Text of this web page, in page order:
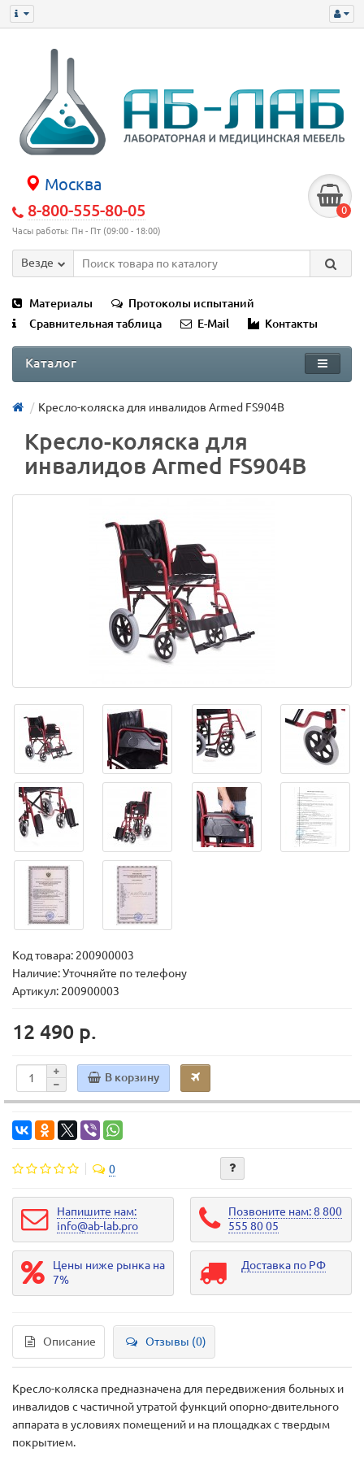
Москва
8-800-555-80-05
Часы работы: Пн - Пт (09:00 - 18:00)
0
Везде
Материалы
Протоколы испытаний
Сравнительная таблица
E-Mail Контакты
Каталог
Кресло-коляска для инвалидов Armed FS904В
Кресло-коляска для
инвалидов Armed FS904В
Код товара: 200900003
Наличие: Уточняйте по телефону
Артикул: 200900003
12 490 р.
В корзину
0
Напишите нам:
info@ab-lab.pro
Позвоните нам: 8 800
555 80 05
Цены ниже рынка на
7%
Доставка по РФ
Описание Отзывы (0)
Кресло-коляска предназначена для передвижения больных и
инвалидов с частичной утратой функций опорно-двительного
аппарата в условиях помещений и на площадках с твердым
покрытием.